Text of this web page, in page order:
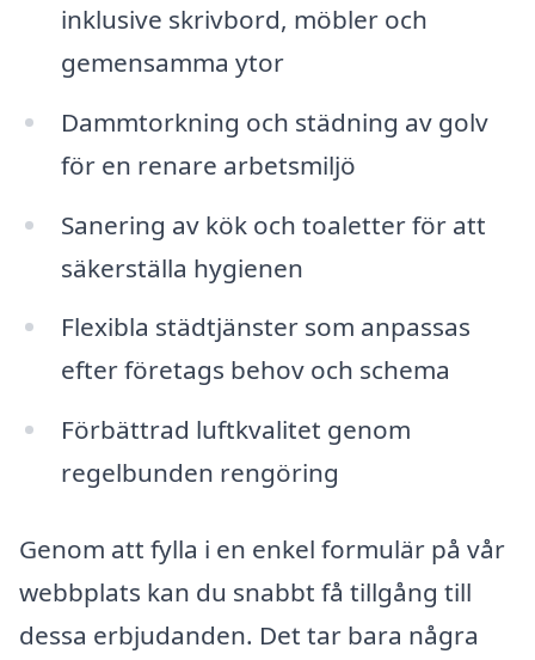
inklusive skrivbord, möbler och
gemensamma ytor
Dammtorkning och städning av golv
för en renare arbetsmiljö
Sanering av kök och toaletter för att
säkerställa hygienen
Flexibla städtjänster som anpassas
efter företags behov och schema
Förbättrad luftkvalitet genom
regelbunden rengöring
Genom att fylla i en enkel formulär på vår
webbplats kan du snabbt få tillgång till
dessa erbjudanden. Det tar bara några